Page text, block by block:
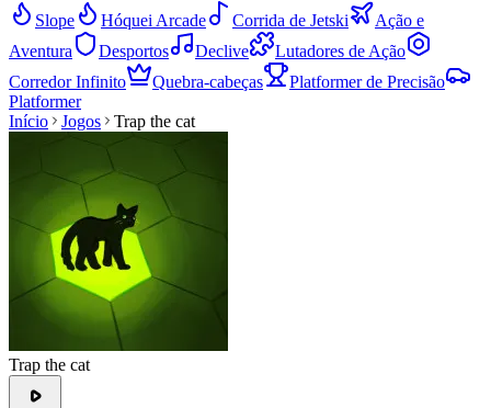
Slope
Hóquei Arcade Corrida de Jetski
Ação e
Aventura
Desportos Declive
Lutadores de Ação
Corredor Infinito
Quebra-cabeças
Platformer de Precisão
Platformer
Início
Jogos Trap the cat
Trap the cat